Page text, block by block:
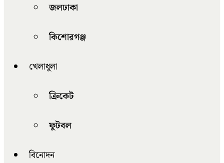
জলঢাকা
কিশোরগঞ্জ
খেলাধুলা
ক্রিকেট
ফুটবল
বিনোদন